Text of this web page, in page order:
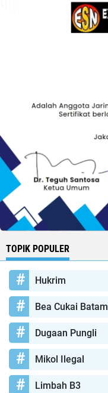
TOPIK POPULER
Hukrim
Bea Cukai Batam
Dugaan Pungli
Mikol Ilegal
Limbah B3